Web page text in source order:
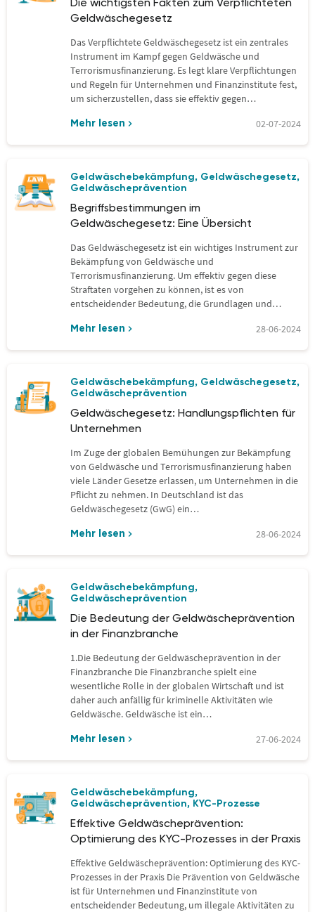
Die wichtigsten Fakten zum Verpflichteten
Geldwäschegesetz
Das Verpflichtete Geldwäschegesetz ist ein zentrales
Instrument im Kampf gegen Geldwäsche und
Terrorismusfinanzierung. Es legt klare Verpflichtungen
und Regeln für Unternehmen und Finanzinstitute fest,
um sicherzustellen, dass sie effektiv gegen…
Mehr lesen 02-07-2024
Geldwäschebekämpfung, Geldwäschegesetz,
Geldwäscheprävention
Begriffsbestimmungen im
Geldwäschegesetz: Eine Übersicht
Das Geldwäschegesetz ist ein wichtiges Instrument zur
Bekämpfung von Geldwäsche und
Terrorismusfinanzierung. Um effektiv gegen diese
Straftaten vorgehen zu können, ist es von
entscheidender Bedeutung, die Grundlagen und
Mehr lesen 28-06-2024
Geldwäschebekämpfung, Geldwäschegesetz,
Geldwäscheprävention
Geldwäschegesetz: Handlungspflichten für
Unternehmen
Im Zuge der globalen Bemühungen zur Bekämpfung
von Geldwäsche und Terrorismusfinanzierung haben
viele Länder Gesetze erlassen, um Unternehmen in die
Pflicht zu nehmen. In Deutschland ist das
Geldwäschegesetz (GwG) ein…
Mehr lesen 28-06-2024
Geldwäschebekämpfung,
Geldwäscheprävention
Die Bedeutung der Geldwäscheprävention
in der Finanzbranche
1.Die Bedeutung der Geldwäscheprävention in der
Finanzbranche Die Finanzbranche spielt eine
wesentliche Rolle in der globalen Wirtschaft und ist
daher auch anfällig für kriminelle Aktivitäten wie
Geldwäsche. Geldwäsche ist ein…
Mehr lesen 27-06-2024
Geldwäschebekämpfung,
Geldwäscheprävention, KYC-Prozesse
Effektive Geldwäscheprävention:
Optimierung des KYC-Prozesses in der Praxis
Effektive Geldwäscheprävention: Optimierung des KYC-
Prozesses in der Praxis Die Prävention von Geldwäsche
ist für Unternehmen und Finanzinstitute von
entscheidender Bedeutung, um illegale Aktivitäten zu